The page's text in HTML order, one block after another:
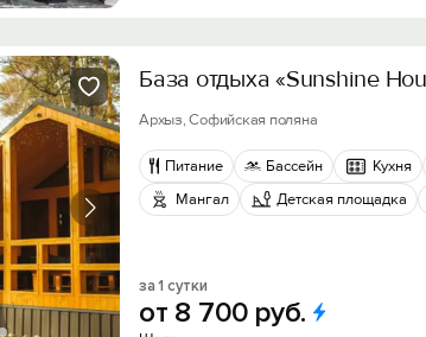
База отдыха «Sunshine
Архыз, Софийская поляна
Питание Бассейн Кухня
Мангал
Детская площадка
за 1 сутки
от 8 700 руб.